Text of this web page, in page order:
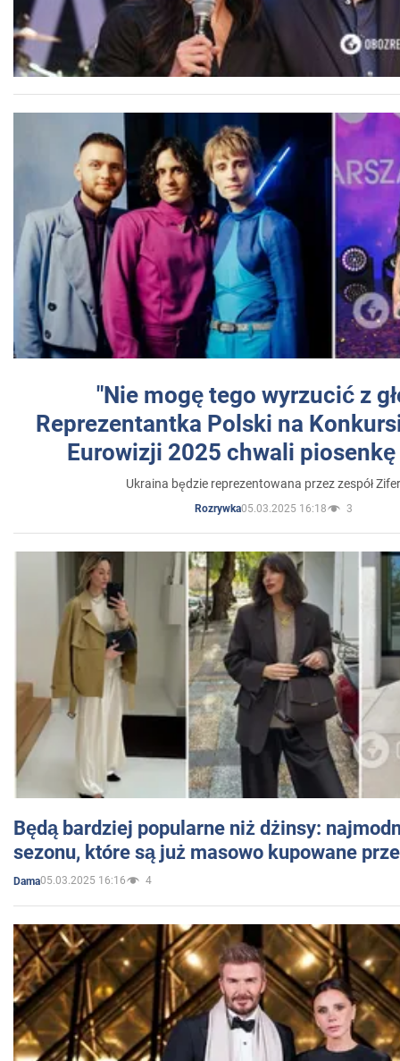
"Nie mogę tego wyrzucić z
Reprezentantka Polski na
Eurowizji 2025 chwali
Ukraina będzie reprezentowana przez zespół
Rozrywka05.03.2025 16:18 3
Będą bardziej popularne niż dżinsy:
sezonu, które są już masowo kupowane
Dama05.03.2025 16:16 4